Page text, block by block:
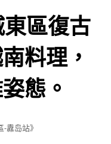
區復古
料理，
態。
-纛岛站》